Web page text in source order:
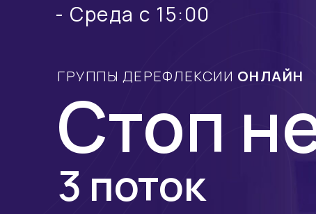
Стоп
ГРУППЫ ДЕРЕФЛЕКСИИ ОНЛАЙН
3 поток
- Среда с 15:00